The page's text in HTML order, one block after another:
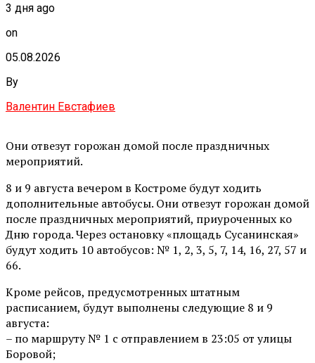
3 дня ago
on
05.08.2026
By
Валентин Евстафиев
Они отвезут горожан домой после праздничных
мероприятий.
8 и 9 августа вечером в Костроме будут ходить
дополнительные автобусы. Они отвезут горожан домой
после праздничных мероприятий, приуроченных ко
Дню города. Через остановку «площадь Сусанинская»
будут ходить 10 автобусов: № 1, 2, 3, 5, 7, 14, 16, 27, 57 и
66.
Кроме рейсов, предусмотренных штатным
расписанием, будут выполнены следующие 8 и 9
августа:
– по маршруту № 1 с отправлением в 23:05 от улицы
Боровой;